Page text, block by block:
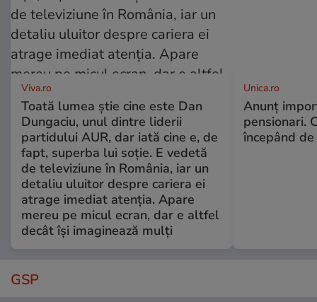
Viva.ro
Toată lumea știe cine este Dan
Dungaciu, unul dintre liderii
partidului AUR, dar iată cine e, de
fapt, superba lui soție. E vedetă
de televiziune în România, iar un
detaliu uluitor despre cariera ei
atrage imediat atenția. Apare
mereu pe micul ecran, dar e altfel
decât își imaginează mulți
Unica.ro
Anunț
pensionari.
începând
GSP